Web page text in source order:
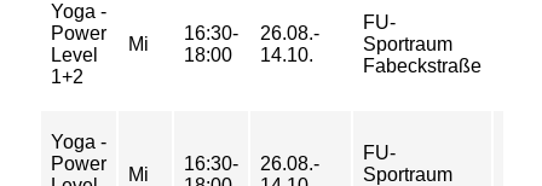
Yoga -
Power
Level
1+2
Mi
16:30-
18:00
26.08.-
14.10.
FU-
Sportraum
Fabeckstraße
Yoga -
Power
Mi
16:30-
26.08.-
FU-
Sportraum